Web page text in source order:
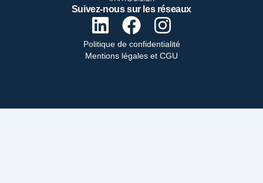
Suivez-nous sur les réseaux
Politique de confidentialité
Mentions légales et CGU